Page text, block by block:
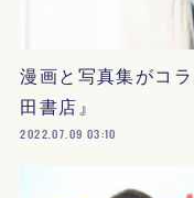
漫画と写真集がコ
田書店』
2022.07.09 03:10